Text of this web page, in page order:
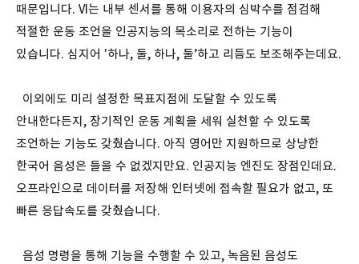
때문입니다. VI는 내부 센서를 통해 이용자의 심박수를 점검해
적절한 운동 조언을 인공지능의 목소리로 전하는 기능이
있습니다. 심지어 '하나, 둘, 하나, 둘’하고 리듬도 보조해주는데요.
이외에도 미리 설정한 목표지점에 도달할 수 있도록
안내한다든지, 장기적인 운동 계획을 세워 실천할 수 있도록
조언하는 기능도 갖췄습니다. 아직 영어만 지원하므로 상냥한
한국어 음성은 들을 수 없겠지만요. 인공지능 엔진도 장점인데요.
오프라인으로 데이터를 저장해 인터넷에 접속할 필요가 없고, 또
빠른 응답속도를 갖췄습니다.
음성 명령을 통해 기능을 수행할 수 있고, 녹음된 음성도